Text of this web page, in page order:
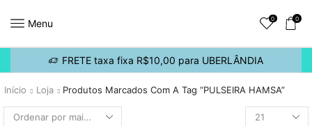
Menu 0 0
FRETE taxa fixa R$10,00 para UBERLÂNDIA
Início Loja Produtos Marcados Com A Tag “PULSEIRA HAMSA”